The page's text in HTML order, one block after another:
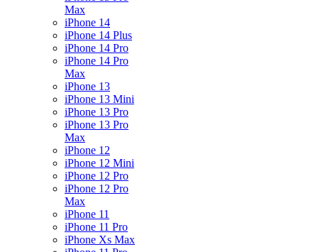
Max
iPhone 14
iPhone 14 Plus
iPhone 14 Pro
iPhone 14 Pro
Max
iPhone 13
iPhone 13 Mini
iPhone 13 Pro
iPhone 13 Pro
Max
iPhone 12
iPhone 12 Mini
iPhone 12 Pro
iPhone 12 Pro
Max
iPhone 11
iPhone 11 Pro
iPhone Xs Max